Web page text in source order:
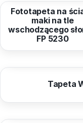
Fototapeta na
maki na tle
wschodzącego
FP 5230
od40,99 zł
Tapeta
od40,96 zł